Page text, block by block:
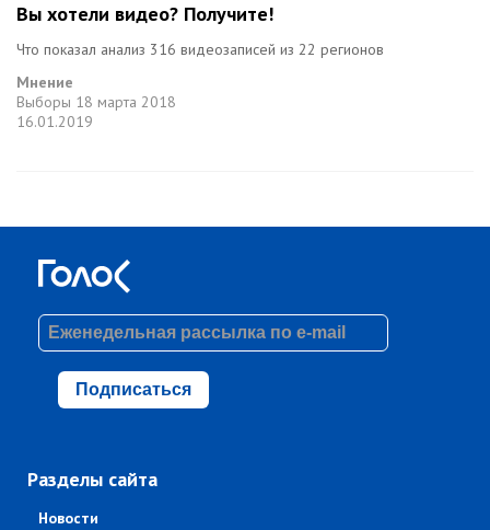
Вы хотели видео? Получите!
Что показал анализ 316 видеозаписей из 22 регионов
Мнение
Выборы 18 марта 2018
16.01.2019
Подписаться
Разделы сайта
Новости